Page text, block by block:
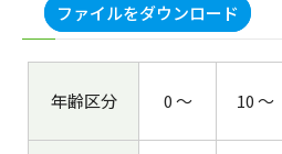
ファイルをダウンロード
年齢区分 0 ～ 10 ～